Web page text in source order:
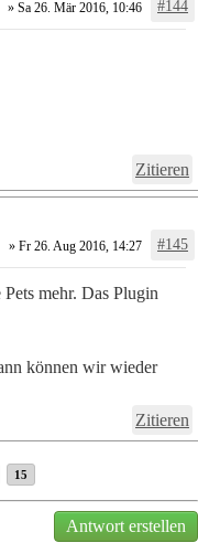
» Sa 26. Mär 2016, 10:46 #144
Zitieren
» Fr 26. Aug 2016, 14:27 #145
mehr. Das Plugin
können wir wieder
Zitieren
15
Antwort erstellen